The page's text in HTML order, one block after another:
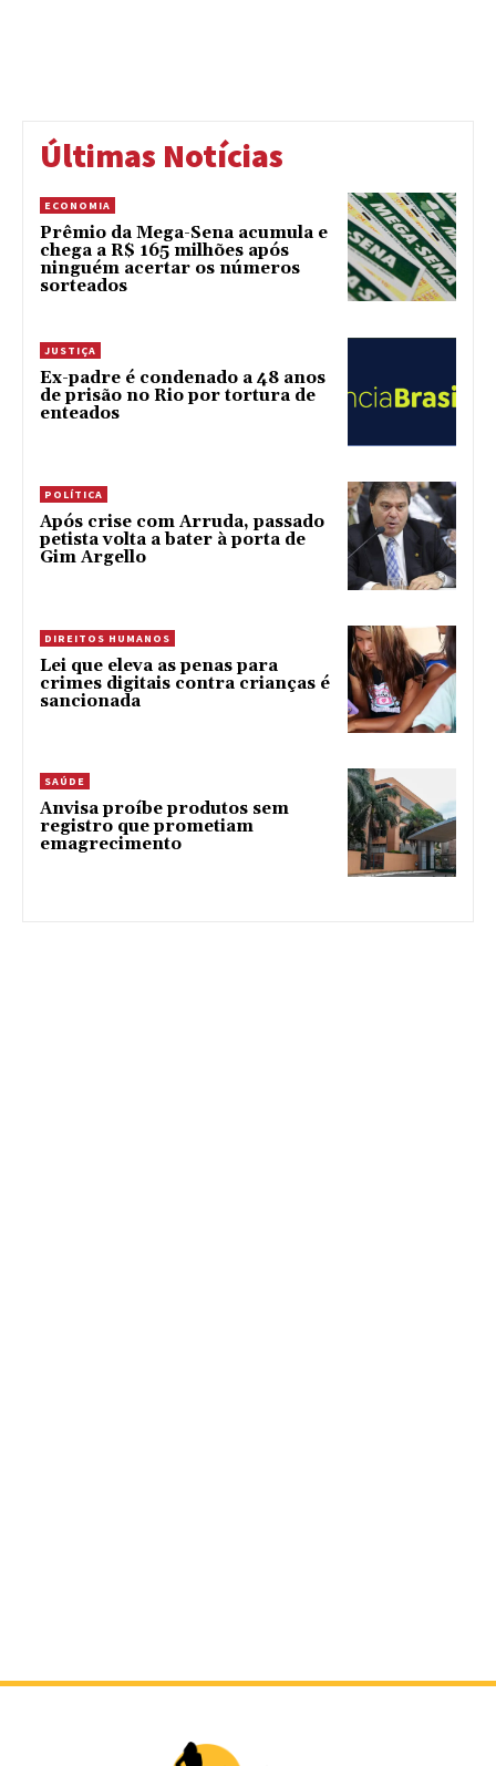
Últimas Notícias
ECONOMIA
Prêmio da Mega-Sena acumula e
chega a R$ 165 milhões após
ninguém acertar os números
sorteados
JUSTIÇA
Ex-padre é condenado a 48 anos
de prisão no Rio por tortura de
enteados
POLÍTICA
Após crise com Arruda, passado
petista volta a bater à porta de
Gim Argello
DIREITOS HUMANOS
Lei que eleva as penas para
crimes digitais contra crianças é
sancionada
SAÚDE
Anvisa proíbe produtos sem
registro que prometiam
emagrecimento